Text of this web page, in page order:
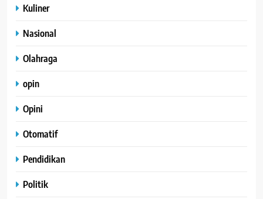
Kuliner
Nasional
Olahraga
opin
Opini
Otomatif
Pendidikan
Politik